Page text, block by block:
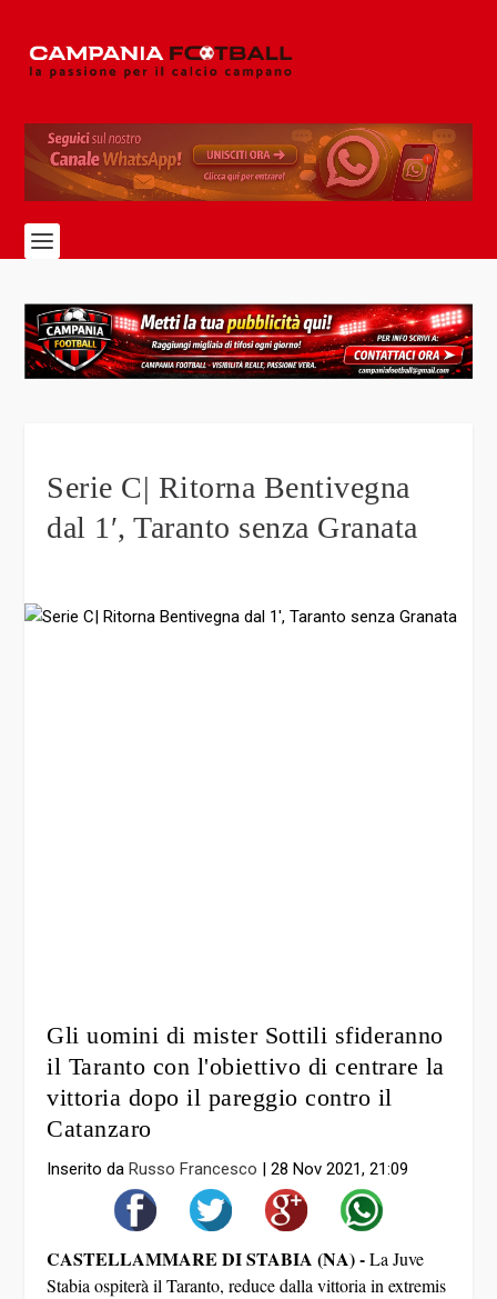
Serie C| Ritorna Bentivegna
dal 1′, Taranto senza Granata
Gli uomini di mister Sottili sfideranno
il Taranto con l'obiettivo di centrare la
vittoria dopo il pareggio contro il
Catanzaro
Inserito da Russo Francesco |28 Nov 2021, 21:09
CASTELLAMMARE DI STABIA (NA) -La Juve
Stabia ospiterà il Taranto, reduce dalla vittoria in extremis